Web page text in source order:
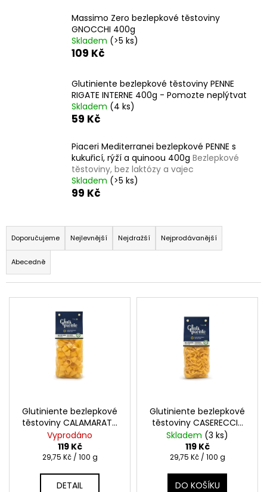
Massimo Zero bezlepkové těstoviny
GNOCCHI 400g
Skladem (>5 ks)
109 Kč
Glutiniente bezlepkové těstoviny PENNE
RIGATE INTERNE 400g - Pomozte neplýtvat
Skladem (4 ks)
59 Kč
Piaceri Mediterranei bezlepkové PENNE s
kukuřicí, rýží a quinoou 400g Bezlepkové
těstoviny, bez laktózy a vajec
Skladem (>5 ks)
99 Kč
Ř
a
z
e
n
í
Doporučujeme Nejlevnější Nejdražší Nejprodávanější
Abecedně
V
Glutiniente bezlepkové
těstoviny CALAMARATA
400g
Vyprodáno
119 Kč
Měrná
29,75 Kč / 100 g
DETAIL
Glutiniente bezlepkové
těstoviny CASERECCIA
400g
Skladem (3 ks)
119 Kč
Měrná
29,75 Kč / 100 g
DO KOŠÍKU
MEDITERRANEI
Kč